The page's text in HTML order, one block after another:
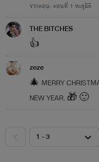
จากตอน: ตอนที่ 1 ทะลุมิติ
THE BITCHES
👍
zeze
🎄 MERRY
NEW YEAR. 🎁 🙂